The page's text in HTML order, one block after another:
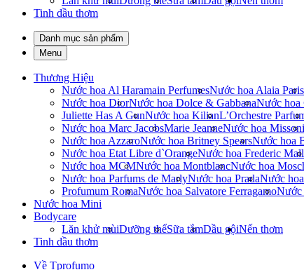
Tinh dầu thơm
Danh mục sản phẩm
Menu
Thương Hiệu
Nước hoa Al Haramain PerfumesNước hoa Alaia Paris
Nước hoa DiorNước hoa Dolce & GabbanaNước hoa
Juliette Has A GunNước hoa KilianL’Orchestre
Nước hoa Marc JacobsMarie JeanneNước hoa Missoni
Nước hoa AzzaroNước hoa Britney SpearsNước hoa
Nước hoa Etat Libre d`OrangeNước hoa Frederic
Nước hoa MCMNước hoa MontblancNước hoa
Nước hoa Parfums de MarlyNước hoa PradaNước
Profumum RomaNước hoa Salvatore FerragamoNước
Nước hoa Mini
Bodycare
Lăn khử mùiDưỡng thểSữa tắmDầu gộiNến thơm
Tinh dầu thơm
Về Tprofumo